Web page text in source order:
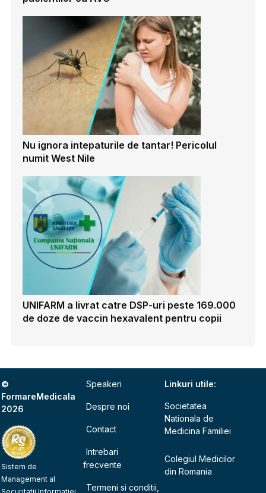
Nu ignora intepaturile de tantar! Pericolul
numit West Nile
UNIFARM a livrat catre DSP-uri peste 169.000
de doze de vaccin hexavalent pentru copii
©
FormareMedicala
2026
Sistem de
Management al
Speakeri
Despre noi
Contact
Intrebari
frecvente
Termeni si conditii,
Linkuri utile:
Societatea
Nationala de
Medicina Familiei
Colegiul Medicilor
din Romania